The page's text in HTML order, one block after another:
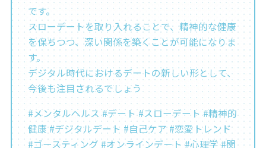
です。
スローデートを取り入れることで、精神的な健康
を保ちつつ、深い関係を築くことが可能になりま
す。
デジタル時代におけるデートの新しい形として、
今後も注目されるでしょう
#メンタルヘルス #デート #スローデート #精神的
健康 #デジタルデート #自己ケア #恋愛トレンド
#ゴースティング #オンラインデート #心理学 #関